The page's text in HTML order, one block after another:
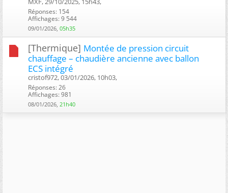
Réponses: 154
Affichages: 9 544
09/01/2026, 05h35
[Thermique] Montée de pression circuit
chauffage – chaudière ancienne avec ballon
ECS intégré
cristof972, 03/01/2026, 10h03, ‎
Réponses: 26
Affichages: 981
08/01/2026, 21h40